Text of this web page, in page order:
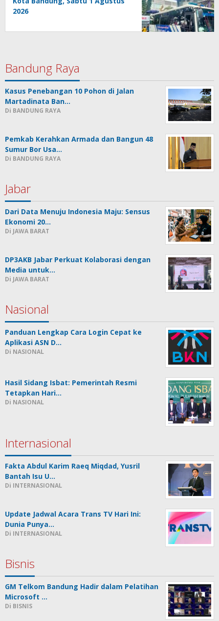
2026
Bandung Raya
Kasus Penebangan 10 Pohon di Jalan
Martadinata Ban…
Di BANDUNG RAYA
Pemkab Kerahkan Armada dan Bangun 48
Sumur Bor Usa…
Di BANDUNG RAYA
Jabar
Dari Data Menuju Indonesia Maju: Sensus
Ekonomi 20…
Di JAWA BARAT
DP3AKB Jabar Perkuat Kolaborasi dengan
Media untuk…
Di JAWA BARAT
Nasional
Panduan Lengkap Cara Login Cepat ke
Aplikasi ASN D…
Di NASIONAL
Hasil Sidang Isbat: Pemerintah Resmi
Tetapkan Hari…
Di NASIONAL
Internasional
Fakta Abdul Karim Raeq Miqdad, Yusril
Bantah Isu U…
Di INTERNASIONAL
Update Jadwal Acara Trans TV Hari Ini:
Dunia Punya…
Di INTERNASIONAL
Bisnis
GM Telkom Bandung Hadir dalam Pelatihan
Microsoft …
Di BISNIS